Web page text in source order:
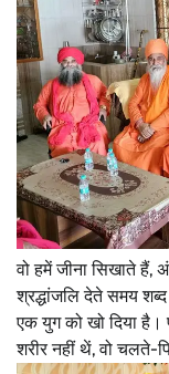
वो हमें जीना सिखाते हैं,
श्रद्धांजलि देते समय
एक युग को खो दिया है।
शरीर नहीं थें, वो चलते-